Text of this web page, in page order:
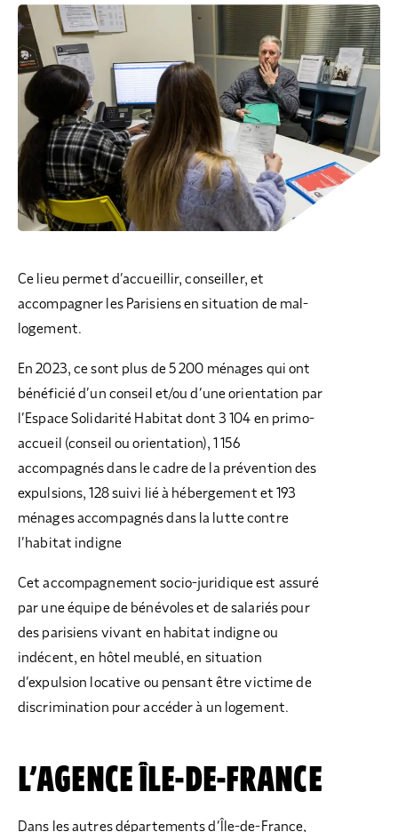
Ce lieu permet d’accueillir, conseiller, et
accompagner les Parisiens en situation de mal-
logement.
En 2023, ce sont plus de 5 200 ménages qui ont
bénéficié d’un conseil et/ou d’une orientation par
l’Espace Solidarité Habitat dont 3 104 en primo-
accueil (conseil ou orientation), 1 156
accompagnés dans le cadre de la prévention des
expulsions, 128 suivi lié à hébergement et 193
ménages accompagnés dans la lutte contre
l’habitat indigne
Cet accompagnement socio-juridique est assuré
par une équipe de bénévoles et de salariés pour
des parisiens vivant en habitat indigne ou
indécent, en hôtel meublé, en situation
d’expulsion locative ou pensant être victime de
discrimination pour accéder à un logement.
L’AGENCE ÎLE-DE-FRANCE
Dans les autres départements d’Île-de-France,